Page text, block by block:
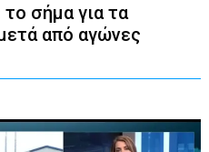
σήμα για τα
από αγώνες